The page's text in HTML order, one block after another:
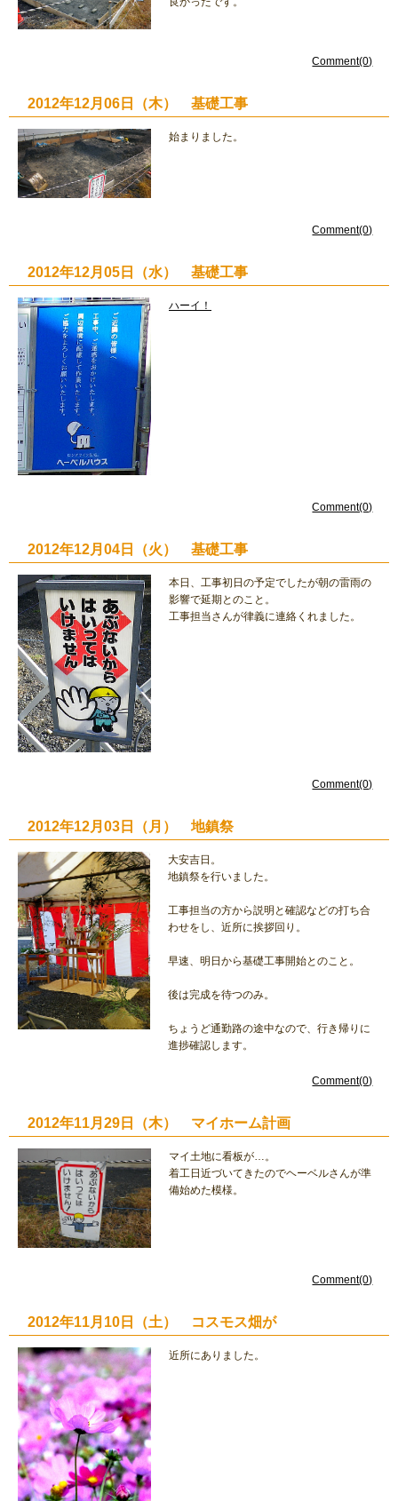
Comment(0)
2012年12月06日（木） 基礎工事
始まりました。
Comment(0)
2012年12月05日（水） 基礎工事
ハーイ！
Comment(0)
2012年12月04日（火） 基礎工事
本日、工事初日の予定でしたが朝の雷雨の
影響で延期とのこと。
工事担当さんが律義に連絡くれました。
Comment(0)
2012年12月03日（月） 地鎮祭
大安吉日。
地鎮祭を行いました。
工事担当の方から説明と確認などの打ち合
わせをし、近所に挨拶回り。
早速、明日から基礎工事開始とのこと。
後は完成を待つのみ。
ちょうど通勤路の途中なので、行き帰りに
進捗確認します。
Comment(0)
2012年11月29日（木） マイホーム計画
マイ土地に看板が…。
着工日近づいてきたのでヘーベルさんが準
備始めた模様。
Comment(0)
2012年11月10日（土） コスモス畑が
近所にありました。